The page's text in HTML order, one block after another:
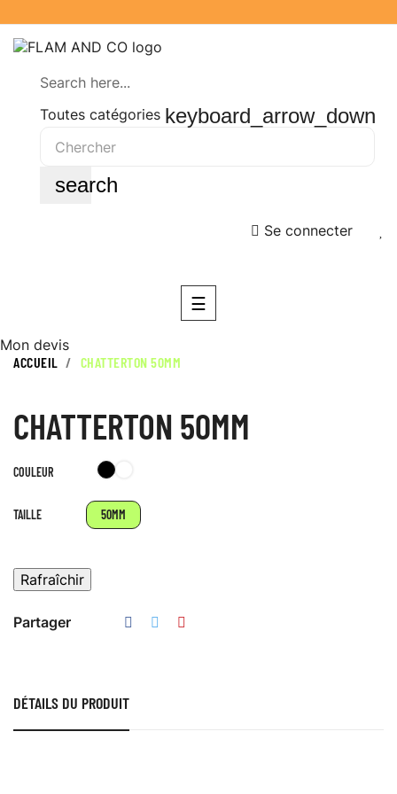
Search here...
Toutes catégories keyboard_arrow_down
search
Se connecter
Basculer
la
☰
Mon devis
ACCUEIL CHATTERTON 50MM
CHATTERTON 50MM
COULEUR Noir
TAILLE 50MM
Partager
DÉTAILS DU PRODUIT